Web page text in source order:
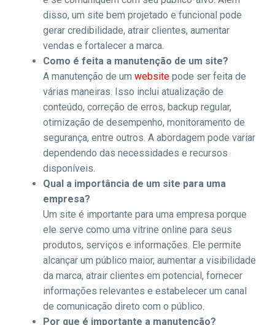
disso, um site bem projetado e funcional pode
gerar credibilidade, atrair clientes, aumentar
vendas e fortalecer a marca.
Como é feita a manutenção de um site?
A manutenção de um website pode ser feita de
várias maneiras. Isso inclui atualização de
conteúdo, correção de erros, backup regular,
otimização de desempenho, monitoramento de
segurança, entre outros. A abordagem pode variar
dependendo das necessidades e recursos
disponíveis.
Qual a importância de um site para uma
empresa?
Um site é importante para uma empresa porque
ele serve como uma vitrine online para seus
produtos, serviços e informações. Ele permite
alcançar um público maior, aumentar a visibilidade
da marca, atrair clientes em potencial, fornecer
informações relevantes e estabelecer um canal
de comunicação direto com o público.
Por que é importante a manutenção?